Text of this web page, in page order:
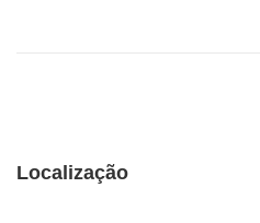
Localização